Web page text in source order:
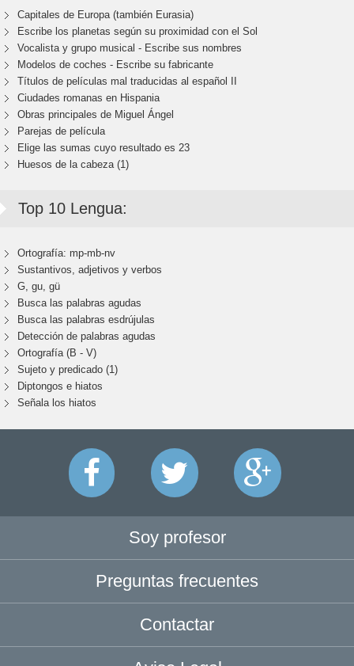
Capitales de Europa (también Eurasia)
Escribe los planetas según su proximidad con el Sol
Vocalista y grupo musical - Escribe sus nombres
Modelos de coches - Escribe su fabricante
Títulos de películas mal traducidas al español II
Ciudades romanas en Hispania
Obras principales de Miguel Ángel
Parejas de película
Elige las sumas cuyo resultado es 23
Huesos de la cabeza (1)
Top 10 Lengua:
Ortografía: mp-mb-nv
Sustantivos, adjetivos y verbos
G, gu, gü
Busca las palabras agudas
Busca las palabras esdrújulas
Detección de palabras agudas
Ortografía (B - V)
Sujeto y predicado (1)
Diptongos e hiatos
Señala los hiatos
Soy profesor
Preguntas frecuentes
Contactar